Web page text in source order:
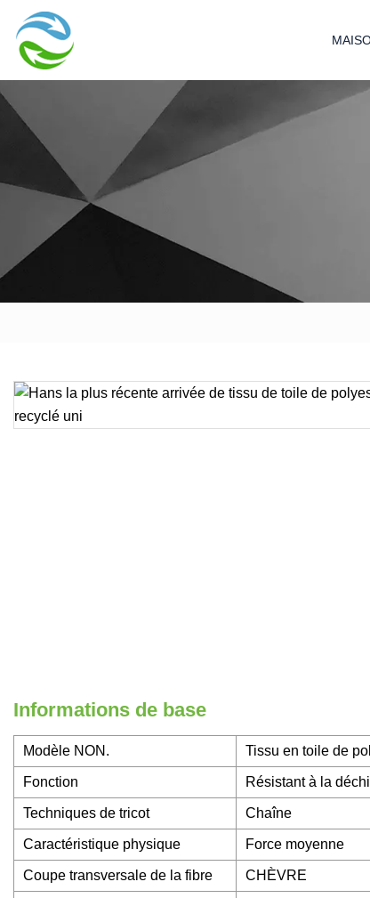
Informations de base
Modèle NON. Tissu en toile de
Fonction Résistant à la
Techniques de tricot Chaîne
Caractéristique physique Force moyenne
Coupe transversale de la fibre CHÈVRE